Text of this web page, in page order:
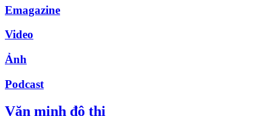
Emagazine
Video
Ảnh
Podcast
Văn minh đô thị